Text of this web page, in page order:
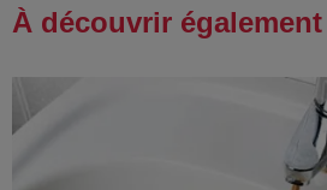
À découvrir également